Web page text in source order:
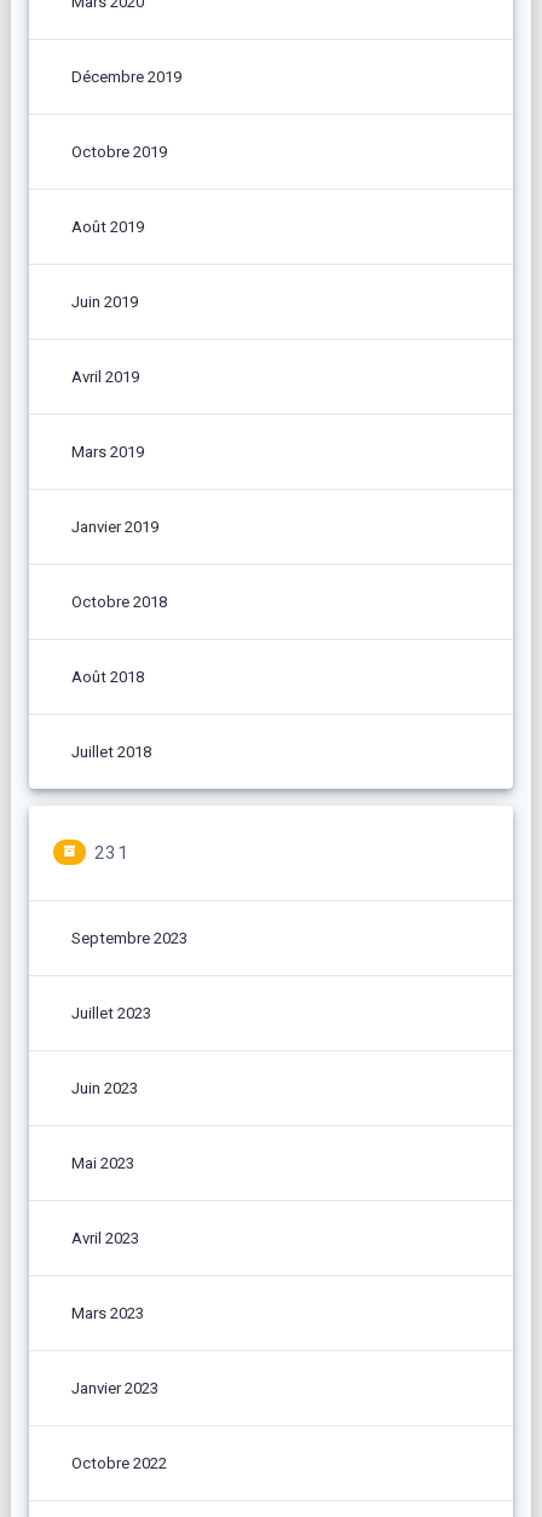
Décembre 2019
Octobre 2019
Août 2019
Juin 2019
Avril 2019
Mars 2019
Janvier 2019
Octobre 2018
Août 2018
Juillet 2018
231
Septembre 2023
Juillet 2023
Juin 2023
Mai 2023
Avril 2023
Mars 2023
Janvier 2023
Octobre 2022